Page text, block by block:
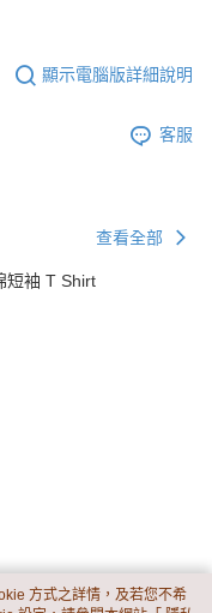
顯示電腦版詳細說明
客服
查看全部
短袖 T Shirt
方式之詳情，及若您不希